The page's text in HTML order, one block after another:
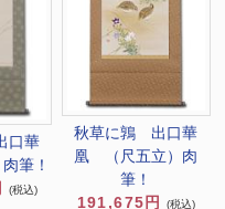
口華
筆！
(税込)
秋草に鶉 出口華
凰 （尺五立）肉
筆！
191,675円
(税込)